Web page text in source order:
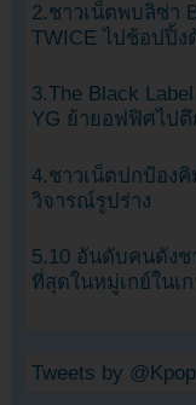
2.ชาวเน็ตพบลิซ่า
TWICE ไปช้อปปิ้ง
3.The Black
YG ย้ายอฟฟิศไป
4.ชาวเน็ตปกป้อง
วิจารณ์รูปร่าง
5.10 อันดับคนดัง
ที่สุดในหมู่เกย์ในเ
Tweets by